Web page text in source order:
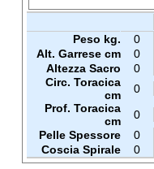
Peso kg.
0
Alt. Garrese cm
0
Altezza Sacro
0
Circ. Toracica
cm
0
Prof. Toracica
cm
0
Pelle Spessore
0
Coscia Spirale
0